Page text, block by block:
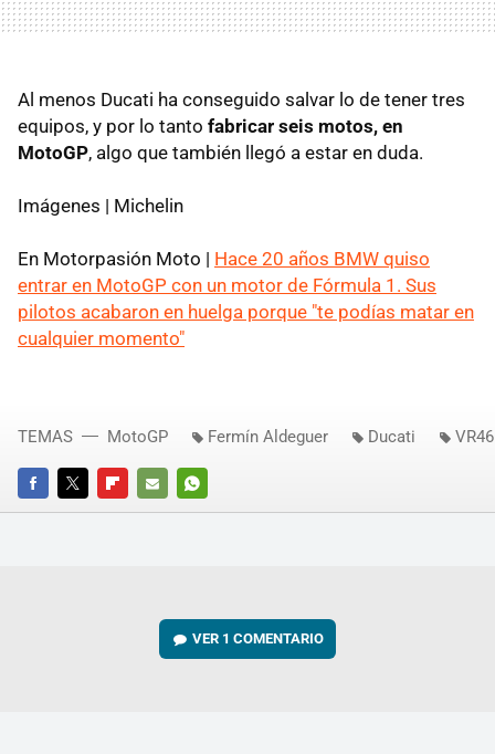
Al menos Ducati ha conseguido salvar lo de tener tres
equipos, y por lo tanto fabricar seis motos, en
MotoGP, algo que también llegó a estar en duda.
Imágenes | Michelin
En Motorpasión Moto | Hace 20 años BMW quiso
entrar en MotoGP con un motor de Fórmula 1. Sus
pilotos acabaron en huelga porque "te podías matar en
cualquier momento"
FACEBOOKTWITTERFLIPBOARD
E-
WHATSAPP
TEMAS MotoGP Fermín Aldeguer Ducati VR46
VER 1 COMENTARIO